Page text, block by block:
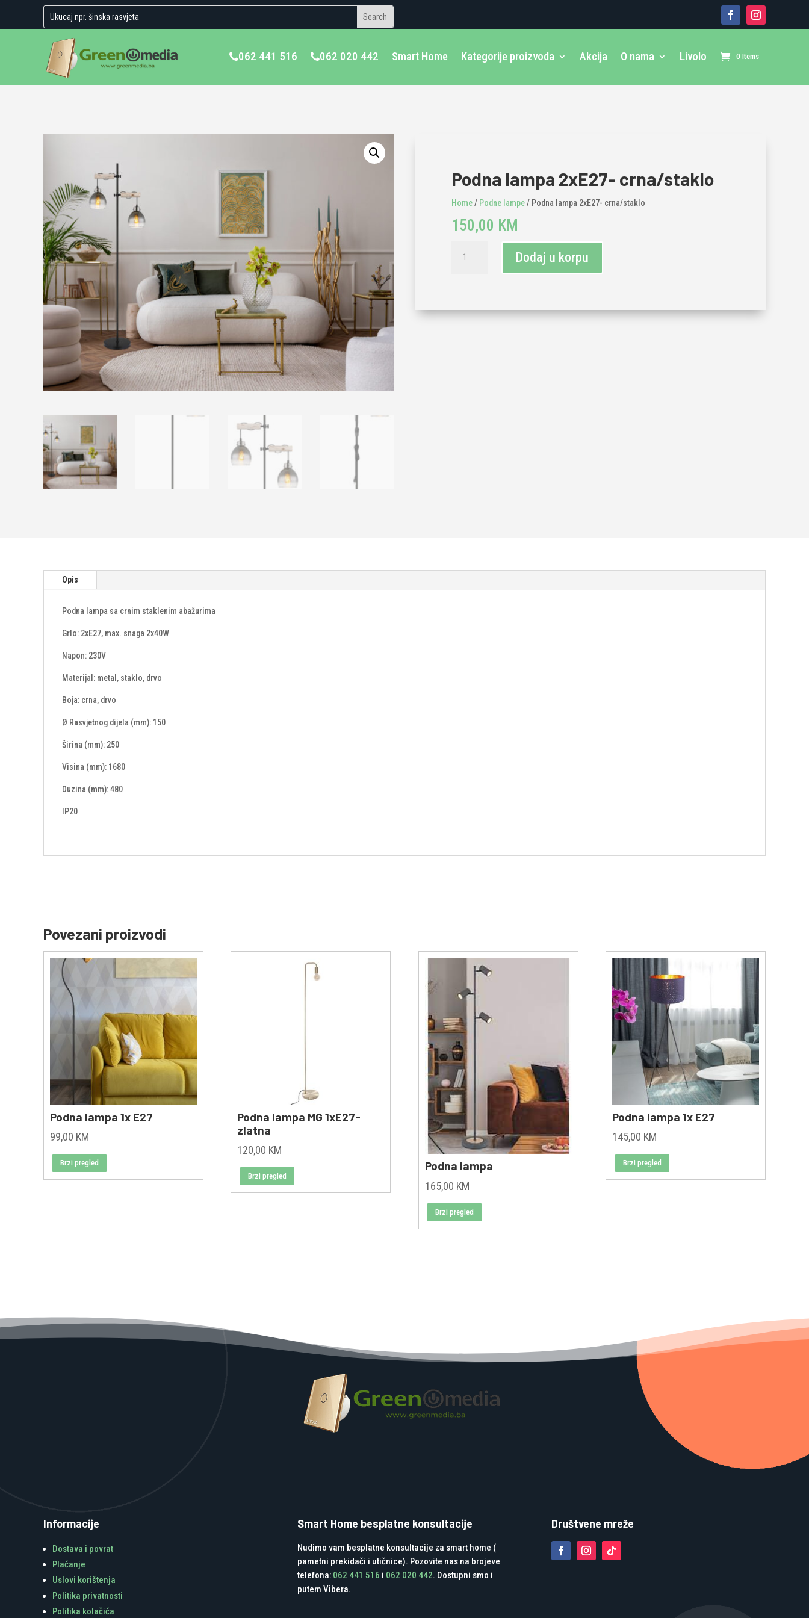
062 441 516 062 020 442 Smart Home Kategorije proizvoda Akcija O nama Livolo 0 Items
Podna lampa 2xE27- crna/staklo
Home/ Podne lampe/ Podna lampa 2xE27- crna/staklo
150,00 KM
lampa
Dodaj u korpu
Opis
Podna lampa sa crnim staklenim abažurima
Grlo: 2xE27, max. snaga 2x40W
Napon: 230V
Materijal: metal, staklo, drvo
Boja: crna, drvo
Ø Rasvjetnog dijela (mm): 150
Širina (mm): 250
Visina (mm): 1680
Duzina (mm): 480
IP20
Povezani proizvodi
Podna lampa 1x E27
99,00 KM
Brzi pregled
Podna lampa MG 1xE27-
zlatna
120,00 KM
Brzi pregled
Podna lampa
165,00 KM
Brzi pregled
Podna lampa 1x E27
145,00 KM
Brzi pregled
Informacije
Dostava i povrat
Plaćanje
Uslovi korištenja
Politika privatnosti
Politika kolačića
Smart Home besplatne konsultacije
Nudimo vam besplatne konsultacije za smart home (
pametni prekidači i utičnice). Pozovite nas na brojeve
telefona: 062 441 516 i 062 020 442. Dostupni smo i
putem Vibera.
Društvene mreže